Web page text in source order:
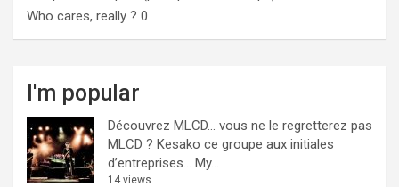
Who cares, really ? 0
I'm popular
Découvrez MLCD… vous ne le regretterez pas
MLCD ? Kesako ce groupe aux initiales
d’entreprises… My...
14 views